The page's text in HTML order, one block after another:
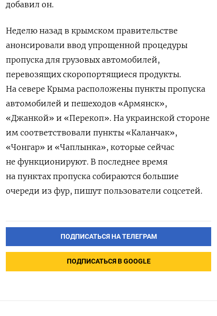
добавил он.
Неделю назад в крымском правительстве
анонсировали ввод упрощенной процедуры
пропуска для грузовых автомобилей,
перевозящих скоропортящиеся продукты.
На севере Крыма расположены пункты пропуска
автомобилей и пешеходов «Армянск»,
«Джанкой» и «Перекоп». На украинской стороне
им соответствовали пункты «Каланчак»,
«Чонгар» и «Чаплынка», которые сейчас
не функционируют. В последнее время
на пунктах пропуска собираются большие
очереди из фур, пишут пользователи соцсетей.
ПОДПИСАТЬСЯ НА ТЕЛЕГРАМ
ПОДПИСАТЬСЯ В GOOGLE